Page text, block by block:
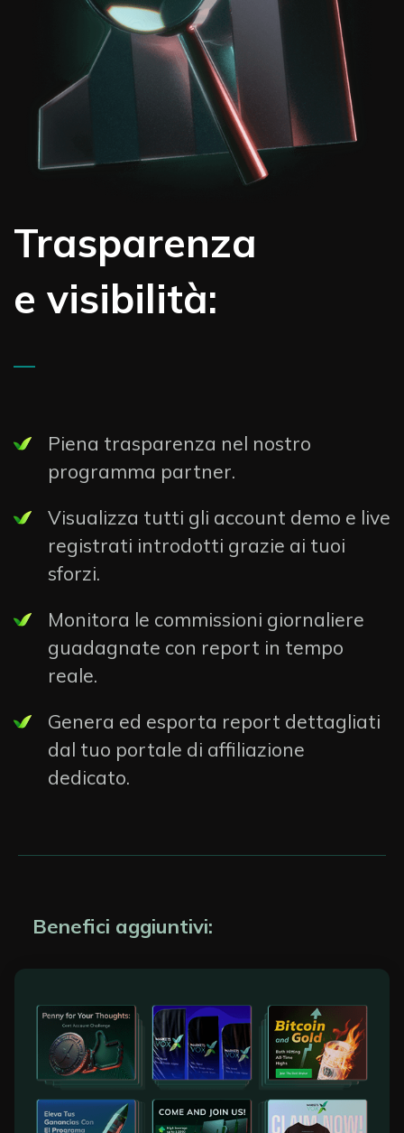
Trasparenza
e visibilità:
—
Piena trasparenza nel nostro
programma partner.
Visualizza tutti gli account demo e live
registrati introdotti grazie ai tuoi
sforzi.
Monitora le commissioni giornaliere
guadagnate con report in tempo
reale.
Genera ed esporta report dettagliati
dal tuo portale di affiliazione
dedicato.
Benefici aggiuntivi: